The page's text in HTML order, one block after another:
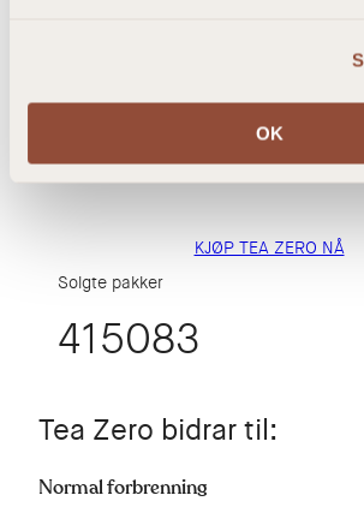
OK
KJØP TEA ZERO NÅ
Solgte pakker
415091
Tea Zero bidrar til:
Normal forbrenning